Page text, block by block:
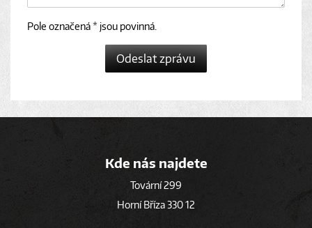
Pole označená * jsou povinná.
Odeslat zprávu
Kde nás najdete
Tovární 299
Horní Bříza 330 12